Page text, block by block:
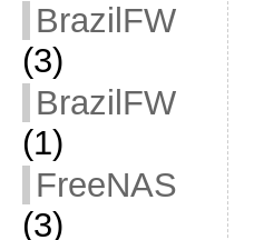
BrazilFW
(3)
BrazilFW
(1)
FreeNAS
(3)